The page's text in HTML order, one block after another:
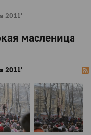
2011'
масленица
2011'